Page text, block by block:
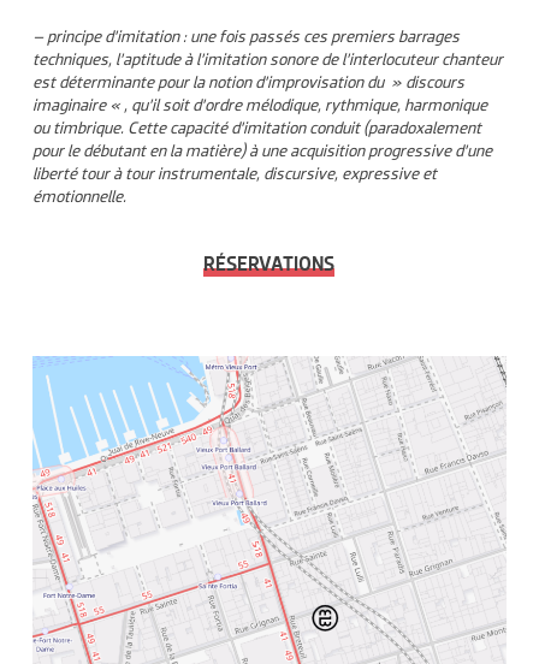
– principe d’imitation : une fois passés ces premiers barrages
techniques, l’aptitude à l’imitation sonore de l’interlocuteur chanteur
est déterminante pour la notion d’improvisation du » discours
imaginaire « , qu’il soit d’ordre mélodique, rythmique, harmonique
ou timbrique. Cette capacité d’imitation conduit (paradoxalement
pour le débutant en la matière) à une acquisition progressive d’une
liberté tour à tour instrumentale, discursive, expressive et
émotionnelle.
RÉSERVATIONS